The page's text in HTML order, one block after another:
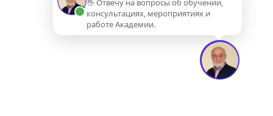
👋 Отвечу на вопросы об обучении,
консультациях, мероприятиях и
работе Академии.